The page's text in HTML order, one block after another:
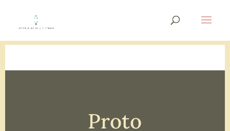
Proto